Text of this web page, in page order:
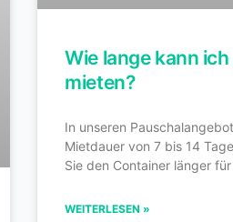
Wie lange kann
mieten?
In unseren
Mietdauer von 7 bis 14
Sie den Container länger
WEITERLESEN »